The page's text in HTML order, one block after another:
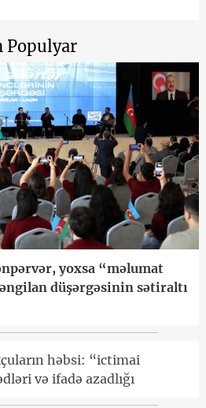
Populyar
yoxsa “məlumat
düşərgəsinin sətiraltı
həbsi: “ictimai
və ifadə azadlığı